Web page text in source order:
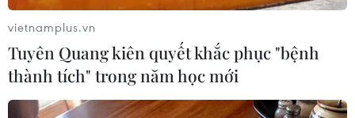
vietnamplus.vn
Tuyên Quang kiên quyết khắc phục "bệnh
thành tích" trong năm học mới